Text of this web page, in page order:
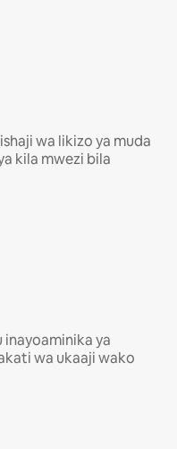
wa likizo ya muda
kila mwezi bila
ya
wa ukaaji wako